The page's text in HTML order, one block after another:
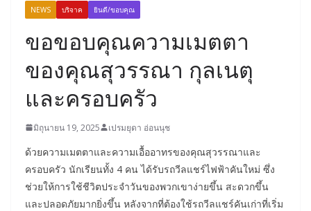
NEWS บริจาค ยินดี/ขอบคุณ
ขอขอบคุณความเมตตา
ของคุณสุวรรณา กุลเนตุ
และครอบครัว
มิถุนายน 19, 2025 เปรมยุดา อ่อนนุช
ด้วยความเมตตาและความเอื้ออาทรของคุณสุวรรณาและ
ครอบครัว นักเรียนทั้ง 4 คน ได้รับรถวีลแชร์ไฟฟ้าคันใหม่ ซึ่ง
ช่วยให้การใช้ชีวิตประจำวันของพวกเขาง่ายขึ้น สะดวกขึ้น
และปลอดภัยมากยิ่งขึ้น หลังจากที่ต้องใช้รถวีลแชร์คันเก่าที่เริ่ม